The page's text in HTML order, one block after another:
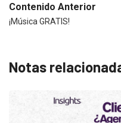
Contenido Anterior
¡Música GRATIS!
Notas